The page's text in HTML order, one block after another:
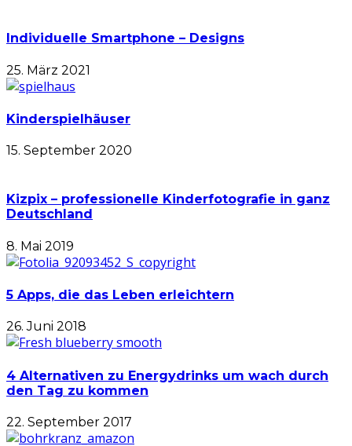
Individuelle Smartphone – Designs
25. März 2021
Kinderspielhäuser
15. September 2020
Kizpix – professionelle Kinderfotografie in ganz
Deutschland
8. Mai 2019
5 Apps, die das Leben erleichtern
26. Juni 2018
4 Alternativen zu Energydrinks um wach durch
den Tag zu kommen
22. September 2017